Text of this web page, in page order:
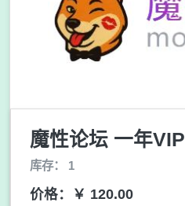
魔性论坛 一年VIP
库存： 1
价格：￥ 120.00